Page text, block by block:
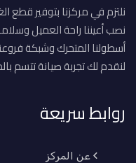
نلتزم في مركزنا بتوفير قطع
نصب أعيننا راحة العميل
أسطولنا المتحرك وشبكة
لنقدم لك تجربة صيانة تتسم
روابط سريعة
عن المركز